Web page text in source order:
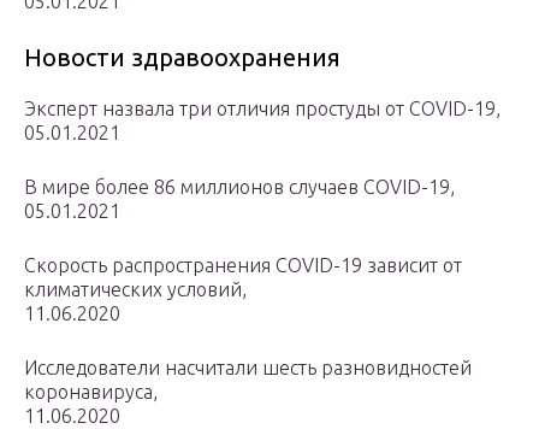
Новости здравоохранения
Эксперт назвала три отличия простуды от COVID-19,
05.01.2021
В мире более 86 миллионов случаев COVID-19,
05.01.2021
Скорость распространения COVID-19 зависит от
климатических условий,
11.06.2020
Исследователи насчитали шесть разновидностей
коронавируса,
11.06.2020